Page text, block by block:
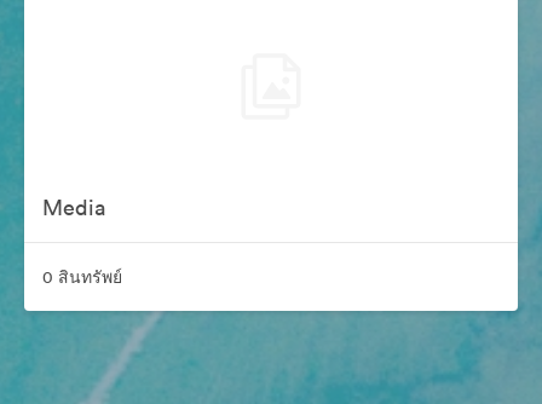
Media
0 สินทรัพย์